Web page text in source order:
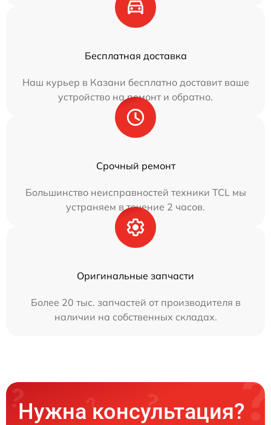
Бесплатная доставка
Наш курьер в Казани бесплатно доставит ваше
устройство на ремонт и обратно.
Срочный ремонт
Большинство неисправностей техники TCL мы
устраняем в течение 2 часов.
Оригинальные запчасти
Более 20 тыс. запчастей от производителя в
наличии на собственных складах.
Нужна консультация?